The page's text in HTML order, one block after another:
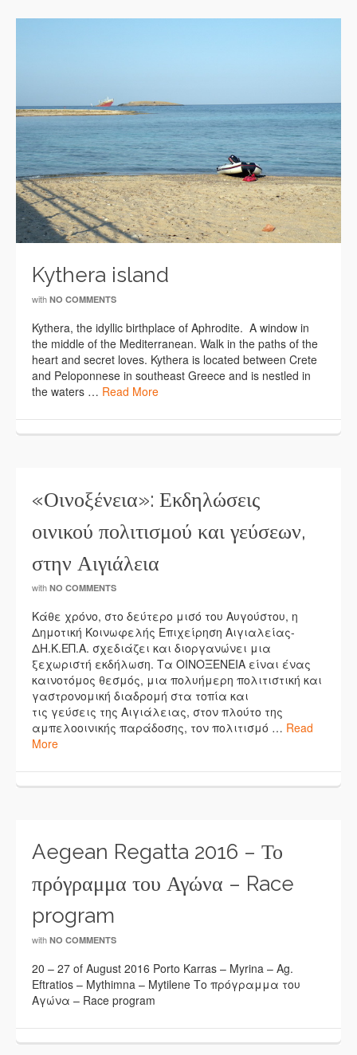
Kythera island
with NO COMMENTS
Kythera, the idyllic birthplace of Aphrodite. A window in
the middle of the Mediterranean. Walk in the paths of the
heart and secret loves. Kythera is located between Crete
and Peloponnese in southeast Greece and is nestled in
the waters … Read More
«Οινοξένεια»: Εκδηλώσεις
οινικού πολιτισμού και γεύσεων,
στην Αιγιάλεια
with NO COMMENTS
Κάθε χρόνο, στο δεύτερο μισό του Αυγούστου, η
Δημοτική Κοινωφελής Επιχείρηση Αιγιαλείας-
ΔΗ.Κ.ΕΠ.Α. σχεδιάζει και διοργανώνει μια
ξεχωριστή εκδήλωση. Τα ΟΙΝΟΞΕΝΕΙΑ είναι ένας
καινοτόμος θεσμός, μια πολυήμερη πολιτιστική και
γαστρονομική διαδρομή στα τοπία και
τις γεύσεις της Αιγιάλειας, στον πλούτο της
αμπελοοινικής παράδοσης, τον πολιτισμό … Read
More
Aegean Regatta 2016 – Το
πρόγραμμα του Αγώνα – Race
program
with NO COMMENTS
20 – 27 of August 2016 Porto Karras – Myrina – Ag.
Eftratios – Mythimna – Mytilene Tο πρόγραμμα του
Αγώνα – Race program